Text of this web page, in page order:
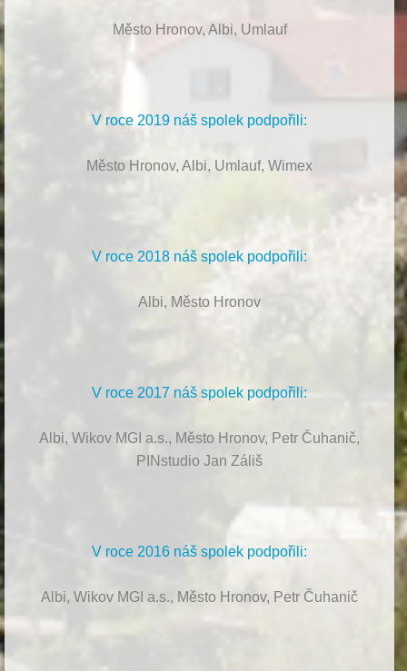
Město Hronov, Albi, Umlauf
V roce 2019 náš spolek podpořili:
Město Hronov, Albi, Umlauf, Wimex
V roce 2018 náš spolek podpořili:
Albi, Město Hronov
V roce 2017 náš spolek podpořili:
Albi, Wikov MGI a.s., Město Hronov, Petr Čuhanič,
PINstudio Jan Záliš
V roce 2016 náš spolek podpořili:
Albi, Wikov MGI a.s., Město Hronov, Petr Čuhanič